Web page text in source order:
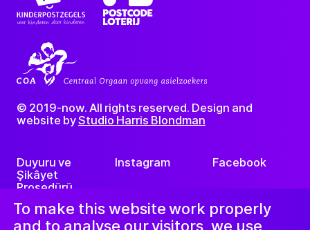
To make this website work properly
and to analyse our visitors, we use
Duyuru ve
Şikâyet
Prosedürü
Instagram Facebook
LinkedIn Nieuwsbrief
© 2019-now. All rights reserved. Design and
website byStudio Harris Blondman